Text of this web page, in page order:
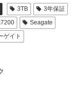
3TB
3年保証
Seagate
ゲイト